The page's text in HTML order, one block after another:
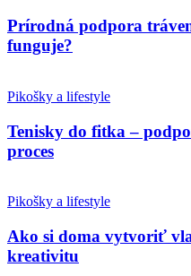
Prírodná podpora
funguje?
Pikošky a lifestyle
Tenisky do fitka –
proces
Pikošky a lifestyle
Ako si doma vytvoriť
kreativitu